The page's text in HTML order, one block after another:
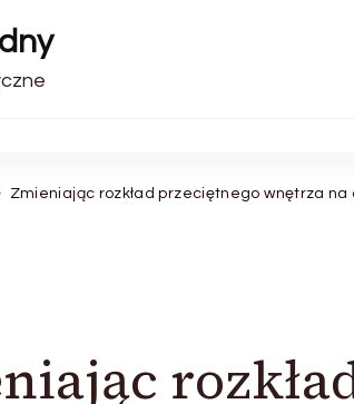
Zmieniając rozkład przeciętnego wnętrza